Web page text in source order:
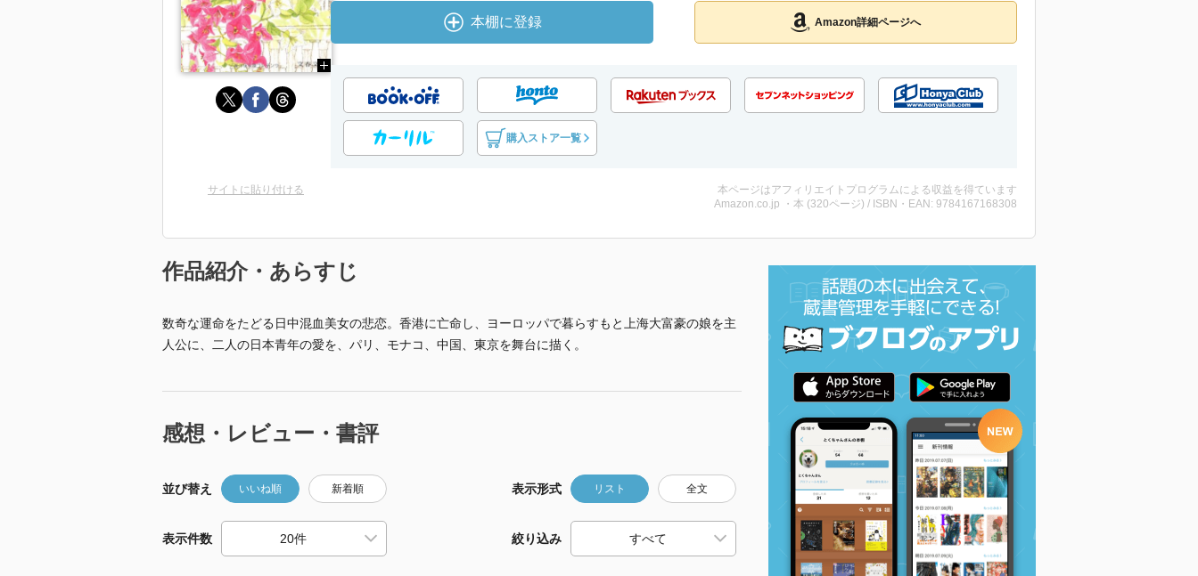
本棚に登録 Amazon詳細ページへ
購入ストア一覧
サイトに貼り付ける
本ページはアフィリエイトプログラムによる収益を得ています
Amazon.co.jp ・本 (320ページ) / ISBN・EAN: 9784167168308
作品紹介・あらすじ
数奇な運命をたどる日中混血美女の悲恋。香港に亡命し、ヨーロッパで暮らすもと上海大富豪の娘を主
人公に、二人の日本青年の愛を、パリ、モナコ、中国、東京を舞台に描く。
感想・レビュー・書評
並び替え いいね順 新着順 表示形式 リスト 全文
表示件数 絞り込み